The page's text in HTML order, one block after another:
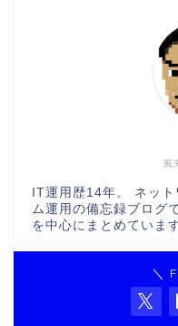
風
IT運用歴14年。 ネッ
ム運用の備忘録ブログ
を中心にまとめていま
＼